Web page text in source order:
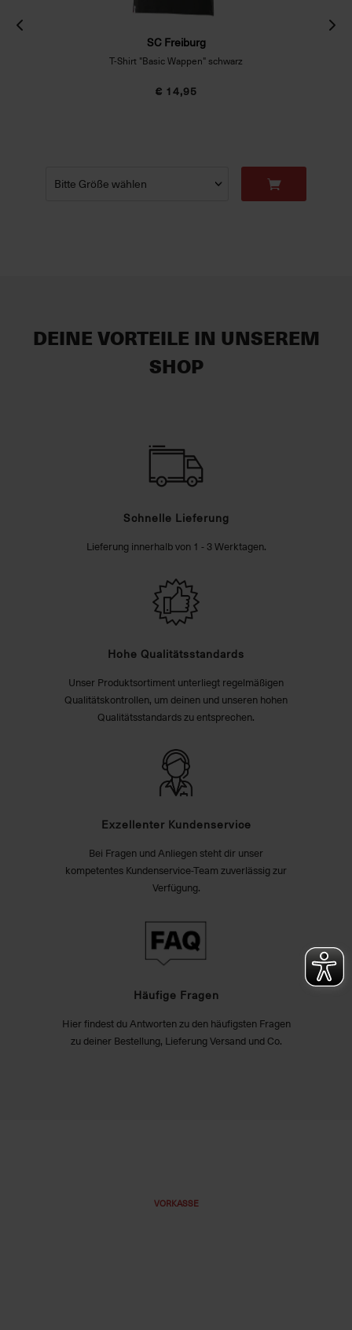
SC Freiburg
T-Shirt "Basic Wappen" schwarz
€ 14,95
DEINE VORTEILE IN UNSEREM
SHOP
Schnelle Lieferung
Lieferung innerhalb von 1 - 3 Werktagen.
Hohe Qualitätsstandards
Unser Produktsortiment unterliegt regelmäßigen
Qualitätskontrollen, um deinen und unseren hohen
Qualitätsstandards zu entsprechen.
Exzellenter Kundenservice
Bei Fragen und Anliegen steht dir unser
kompetentes Kundenservice-Team zuverlässig zur
Verfügung.
Häufige Fragen
Hier findest du Antworten zu den häufigsten Fragen
zu deiner Bestellung, Lieferung Versand und Co.
VORKASSE